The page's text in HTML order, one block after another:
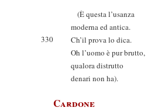
(È questa l’usanza
moderna ed antica.
330
Ch’il prova lo dica.
Oh l’uomo è pur brutto,
qualora distrutto
denari non ha).
Cardone